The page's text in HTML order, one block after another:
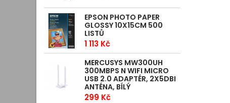
EPSON PHOTO PAPER
GLOSSY 10X15CM 500
LISTŮ
1 113 Kč
MERCUSYS MW300UH
300MBPS N WIFI MICRO
USB 2.0 ADAPTÉR, 2X5DBI
ANTÉNA, BÍLÝ
299 Kč